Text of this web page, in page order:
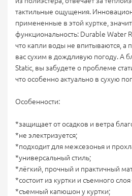
тактильные ощущения.
примененные в этой куртке,
функциональность: Durable Water
что капли воды не впитываются, а
вас сухим в дождливую погоду. А
Static, вы забудете о проблеме
что особенно актуально в сухую
Особенности:
*защищает от осадков и ветра
*не электризуется;
*подходит для межсезонья и
*универсальный стиль;
*лёгкий, прочный и практичный
*состоит из куртки и съемного
*съемный капюшон у куртки;